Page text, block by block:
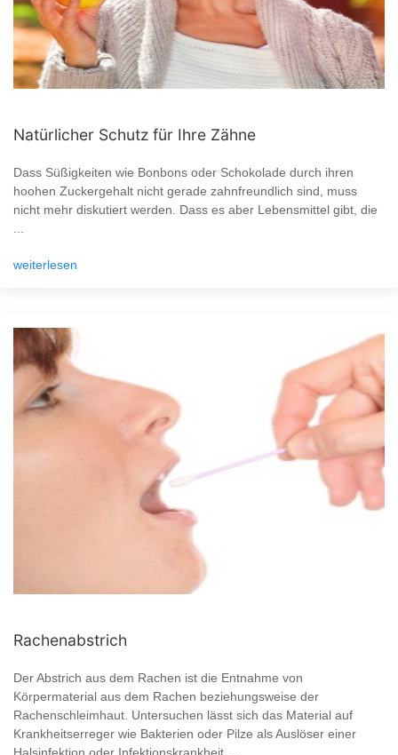
Natürlicher Schutz für Ihre Zähne
Dass Süßigkeiten wie Bonbons oder Schokolade durch ihren
hoohen Zuckergehalt nicht gerade zahnfreundlich sind, muss
nicht mehr diskutiert werden. Dass es aber Lebensmittel gibt, die
...
weiterlesen
Rachenabstrich
Der Abstrich aus dem Rachen ist die Entnahme von
Körpermaterial aus dem Rachen beziehungsweise der
Rachenschleimhaut. Untersuchen lässt sich das Material auf
Krankheitserreger wie Bakterien oder Pilze als Auslöser einer